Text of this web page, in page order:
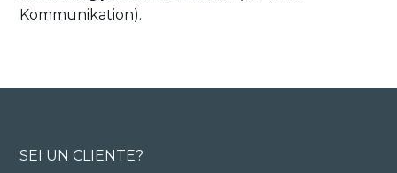
Kommunikation).
SEI UN CLIENTE?